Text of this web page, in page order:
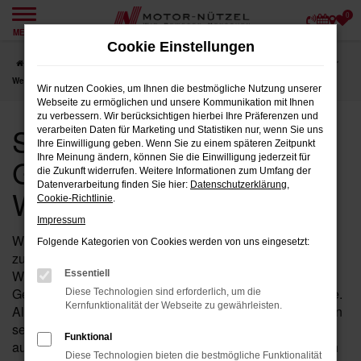
Zum
springen
MENÜ
0
Seat Ibiza Gebrauchtwagen für
Weiden
Seat Ibiza
Gebrauchtwagen für
Weiden
Wenn Sie in der Nähe von Weiden nach einem
zuverlässigen Fahrzeug suchen, das Ihnen Qualität und
Wertigkeit bietet, dann ist ein Ibiza von Seat als
Gebrauchtwagen bei Motor-Nützel die ideale Wahl für Sie.
Als Ihr erfahrenes Seat Autohaus in der Nähe von Weiden
seit über 90 Jahren, bieten wir Ihnen eine sorgfältig
ausgewählte Palette an Ibiza Gebrauchtwagen, die durch
Cookie Einstellungen
Wir nutzen Cookies, um Ihnen die bestmögliche Nutzung unserer
Webseite zu ermöglichen und unsere Kommunikation mit Ihnen
zu verbessern. Wir berücksichtigen hierbei Ihre Präferenzen und
verarbeiten Daten für Marketing und Statistiken nur, wenn Sie uns
Ihre Einwilligung geben. Wenn Sie zu einem späteren Zeitpunkt
Ihre Meinung ändern, können Sie die Einwilligung jederzeit für
die Zukunft widerrufen. Weitere Informationen zum Umfang der
Datenverarbeitung finden Sie hier: Datenschutzerklärung,
Cookie-Richtlinie.
Impressum
Folgende Kategorien von Cookies werden von uns eingesetzt:
Essentiell
Diese Technologien sind erforderlich, um die
Kernfunktionalität der Webseite zu gewährleisten.
Funktional
Diese Technologien bieten die bestmögliche Funktionalität